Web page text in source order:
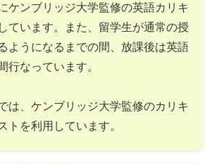
ケンブリッジ大学監修の英語カリキ
ています。また、留学生が通常の授
ようになるまでの間、放課後は英語
行なっています。
は、ケンブリッジ大学監修のカリキ
トを利用しています。